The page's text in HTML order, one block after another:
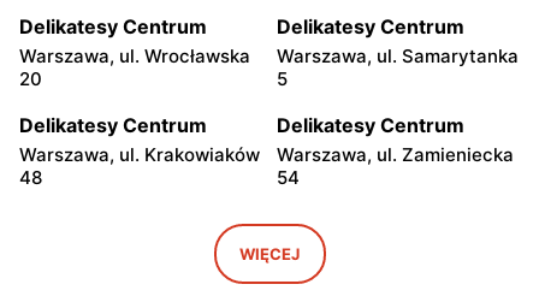
Delikatesy Centrum
Warszawa, ul. Wrocławska
20
Delikatesy Centrum
Warszawa, ul. Samarytanka
5
Delikatesy Centrum
Warszawa, ul. Krakowiaków
48
Delikatesy Centrum
Warszawa, ul. Zamieniecka
54
Delikatesy Centrum
Warszawa, ul. Franciszka
Kawy 44
WIĘCEJ